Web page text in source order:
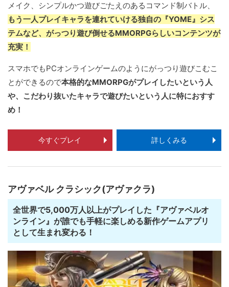
メイク、シンプルかつ遊びごたえのあるコマンド制バトル、
もう一人プレイキャラを連れていける独自の『YOME』シス
テムなど、がっつり遊び倒せるMMORPGらしいコンテンツが
充実！
スマホでもPCオンラインゲームのようにがっつり遊びこむこ
とができるので本格的なMMORPGがプレイしたいという人
や、こだわり抜いたキャラで遊びたいという人に特におすす
め！
今すぐプレイ 詳しくみる
アヴァベル クラシック(アヴァクラ)
全世界で5,000万人以上がプレイした『アヴァベルオ
ンライン』が誰でも手軽に楽しめる新作ゲームアプリ
として生まれ変わる！